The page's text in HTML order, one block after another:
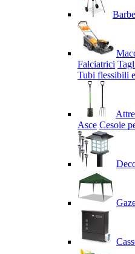
Falciatrici
Tubi flessibili
Asce Cesoie